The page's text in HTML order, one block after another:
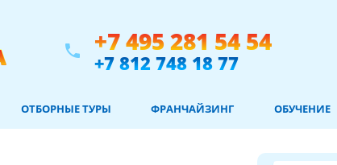
phone +7 495 281 54 54
+7 812 748 18 77
ОТБОРНЫЕ ТУРЫ ФРАНЧАЙЗИНГ ОБУЧЕНИЕ